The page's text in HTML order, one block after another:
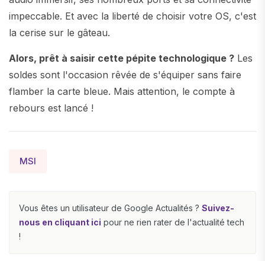
impeccable. Et avec la liberté de choisir votre OS, c'est
la cerise sur le gâteau.
Alors, prêt à saisir cette pépite technologique ? Les
soldes sont l'occasion rêvée de s'équiper sans faire
flamber la carte bleue. Mais attention, le compte à
rebours est lancé !
MSI
Vous êtes un utilisateur de Google Actualités ? Suivez-
nous en cliquant ici pour ne rien rater de l'actualité tech
!